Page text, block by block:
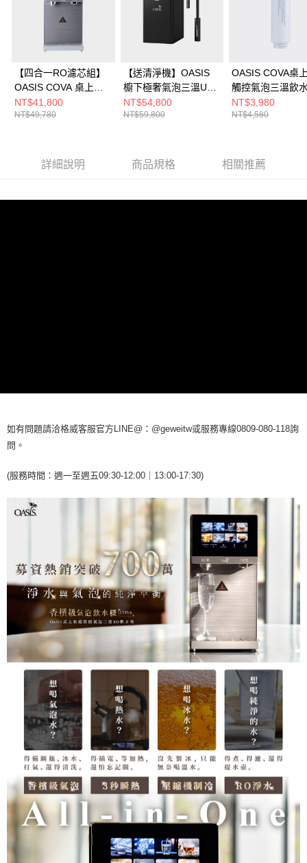
【四合一RO濾芯組】
OASIS COVA 桌上旗
艦觸控氣泡三溫RO飲
水機
NT$41,800
NT$49,780
【送清淨機】OASIS
櫥下極奢氣泡三溫UVC
飲水機 (LUXES-FIZZ-
401)
NT$54,800
NT$59,800
OASIS COVA桌
觸控氣泡三溫飲
用四合一逆滲透
RO濾芯
NT$3,980
NT$4,580
詳細說明 商品規格 相關推薦
如有問題請洽格威客服官方LINE@：@geweitw或服務專線0809-080-118詢
問。
(服務時間：週一至週五09:30-12:00｜13:00-17:30)